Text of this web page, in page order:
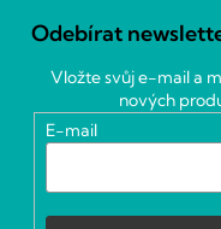
Odebírat
Vložte svůj e-mail a
nových
E-mail